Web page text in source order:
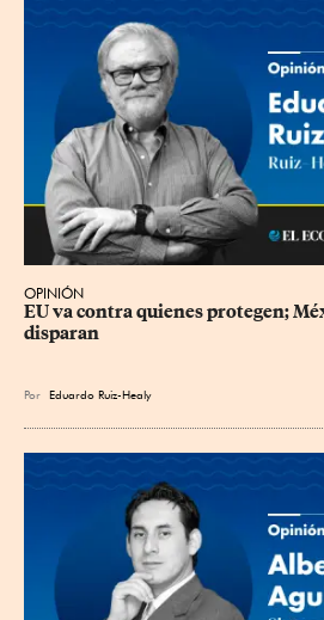
OPINIÓN
EU va contra quienes protegen;
disparan
Por Eduardo Ruiz-Healy